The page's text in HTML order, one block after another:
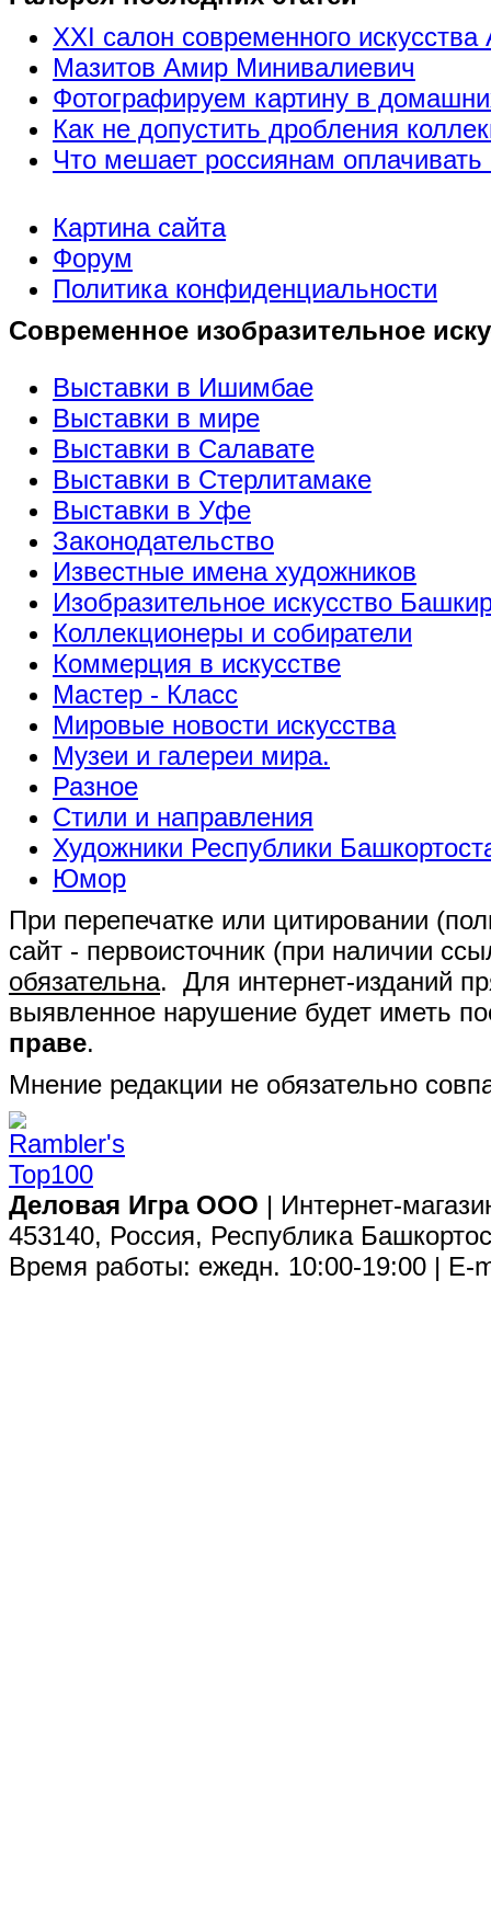
XXI салон современного искусства
Мазитов Амир Минивалиевич
Фотографируем картину в
Как не допустить дробления
Что мешает россиянам
Картина сайта
Форум
Политика конфиденциальности
Современное изобразительное
Выставки в Ишимбае
Выставки в мире
Выставки в Салавате
Выставки в Стерлитамаке
Выставки в Уфе
Законодательство
Известные имена художников
Изобразительное искусство
Коллекционеры и собиратели
Коммерция в искусстве
Мастер - Класс
Мировые новости искусства
Музеи и галереи мира.
Разное
Стили и направления
Художники Республики
Юмор
При перепечатке или цитировании
сайт - первоисточник (при наличии
обязательна. Для интернет-изданий
выявленное нарушение будет иметь
праве.
Мнение редакции не обязательно
Деловая Игра ООО | Интернет-
453140, Россия, Республика
Время работы: ежедн. 10:00-19:00 | E-